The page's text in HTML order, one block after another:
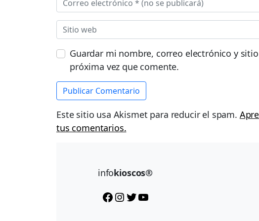
Guardar mi nombre, correo electrónico y
próxima vez que comente.
Este sitio usa Akismet para reducir el spam.
tus comentarios.
infokioscos®
Facebook Instagram Twitter YouTube